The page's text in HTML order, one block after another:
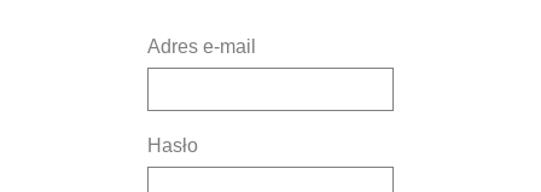
Adres e-mail
Hasło